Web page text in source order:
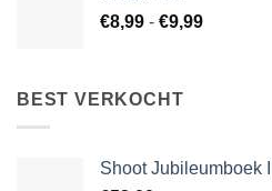
€8,99 - €9,99
BEST VERKOCHT
Shoot Jubileumboek II